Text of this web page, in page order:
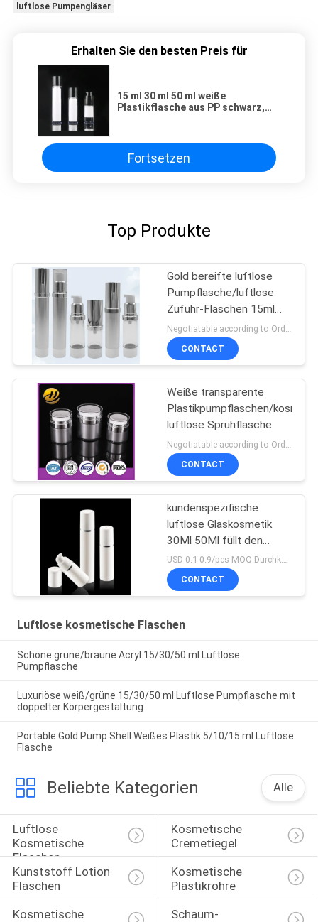
luftlose Pumpengläser
Erhalten Sie den besten Preis für
15 ml 30 ml 50 ml weiße
Plastikflasche aus PP schwarz,
Fortsetzen
Top Produkte
Gold bereifte luftlose
Pumpflasche/luftlose
Zufuhr-Flaschen 15ml
100ml
CONTACT
Weiße transparente
Plastikpumpflaschen/
luftlose Sprühflasche
CONTACT
kundenspezifische
luftlose Glaskosmetik
30Ml 50Ml füllt den
bestätigten Pumpen-
Sprüher ISO90001 ab
USD 0.1-0.9/pcs MOQ:Durchkontaktierung
CONTACT
Luftlose kosmetische Flaschen
Schöne grüne/braune Acryl 15/30/50 ml Luftlose
Pumpflasche
Luxuriöse weiß/grüne 15/30/50 ml Luftlose Pumpflasche mit
doppelter Körpergestaltung
Portable Gold Pump Shell Weißes Plastik 5/10/15 ml Luftlose
Flasche
Beliebte Kategorien Alle
Luftlose
Kosmetische
Flaschen
Kosmetische
Cremetiegel
Kunststoff Lotion
Flaschen
Kosmetische
Plastikrohre
Kosmetische
Schaum-